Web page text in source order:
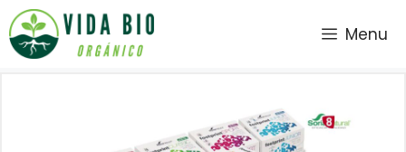
Saltar
al
contenido
Menu